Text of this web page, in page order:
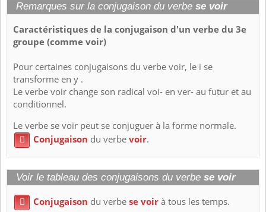
Remarques sur la conjugaison du verbe se voir
Caractéristiques de la conjugaison d'un verbe du 3e
groupe (comme voir)
Pour certaines conjugaisons du verbe voir, le i se
transforme en y .
Le verbe voir change son radical voi- en ver- au futur et au
conditionnel.
Le verbe se voir peut se conjuguer à la forme normale.
 Conjugaison du verbevoir.
Voir le tableau des conjugaisons du verbe se voir
 Conjugaison du verbese voirà tous les temps.